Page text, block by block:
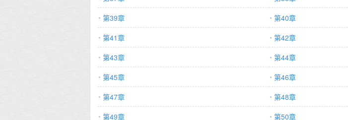
第39章
第40章
第41章
第42章
第43章
第44章
第45章
第46章
第47章
第48章
第49章
第50章